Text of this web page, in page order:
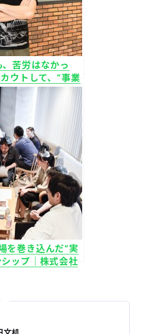
苦労はなかっ
ウトして、“事業
ナー”を本気で採
ービック
を巻き込んだ“実
ップ｜株式会社